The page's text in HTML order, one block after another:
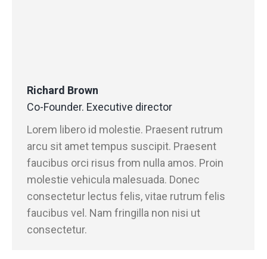
Richard Brown
Co-Founder. Executive director
Lorem libero id molestie. Praesent rutrum
arcu sit amet tempus suscipit. Praesent
faucibus orci risus from nulla amos. Proin
molestie vehicula malesuada. Donec
consectetur lectus felis, vitae rutrum felis
faucibus vel. Nam fringilla non nisi ut
consectetur.